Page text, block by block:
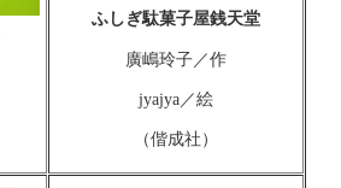
ふしぎ駄菓子屋銭天堂
廣嶋玲子／作
jyajya／絵
（偕成社）